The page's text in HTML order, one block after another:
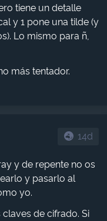
tiene un detalle
y 1 pone una tilde (y
Lo mismo para ñ,
más tentador.
14d
y de repente no os
y pasarlo al
yo.
de cifrado. Si